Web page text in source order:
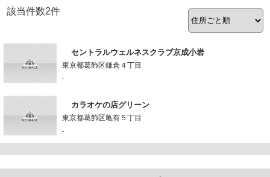
該当件数2件
セントラルウェルネスクラブ京成小岩
東京都葛飾区鎌倉４丁目
-
カラオケの店グリーン
東京都葛飾区亀有５丁目
-